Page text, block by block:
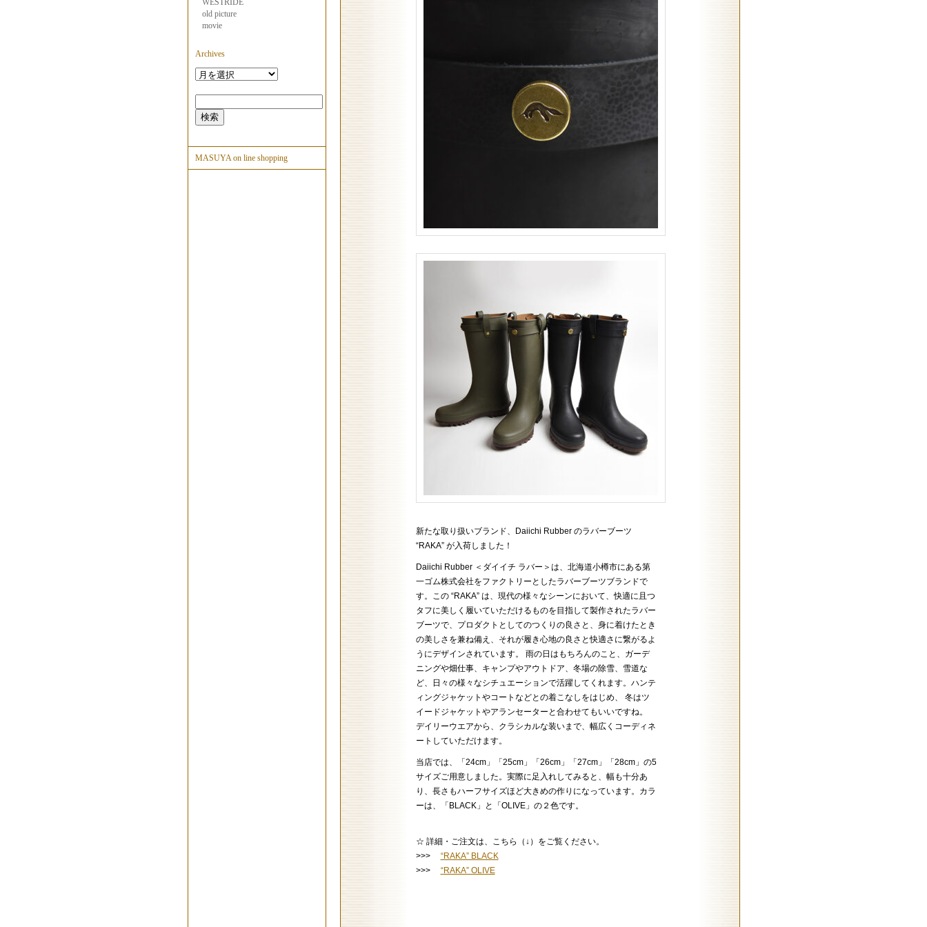
WESTRIDE
old picture
movie
Archives
MASUYA on line shopping
新たな取り扱いブランド、Daiichi Rubber のラバーブーツ
“RAKA” が入荷しました！
Daiichi Rubber ＜ダイイチ ラバー＞は、北海道小樽市にある第
一ゴム株式会社をファクトリーとしたラバーブーツブランドで
す。この “RAKA” は、現代の様々なシーンにおいて、快適に且つ
タフに美しく履いていただけるものを目指して製作されたラバー
ブーツで、プロダクトとしてのつくりの良さと、身に着けたとき
の美しさを兼ね備え、それが履き心地の良さと快適さに繋がるよ
うにデザインされています。 雨の日はもちろんのこと、ガーデ
ニングや畑仕事、キャンプやアウトドア、冬場の除雪、雪道な
ど、日々の様々なシチュエーションで活躍してくれます。ハンテ
ィングジャケットやコートなどとの着こなしをはじめ、 冬はツ
イードジャケットやアランセーターと合わせてもいいですね。
デイリーウエアから、クラシカルな装いまで、幅広くコーディネ
ートしていただけます。
当店では、「24cm」「25cm」「26cm」「27cm」「28cm」の5
サイズご用意しました。実際に足入れしてみると、幅も十分あ
り、長さもハーフサイズほど大きめの作りになっています。カラ
ーは、「BLACK」と「OLIVE」の２色です。
☆ 詳細・ご注文は、こちら（↓）をご覧ください。
>>> “RAKA” BLACK
>>> “RAKA” OLIVE